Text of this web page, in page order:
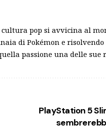
pop si avvicina al
di Pokémon e
passione una delle sue
PlayStation 5